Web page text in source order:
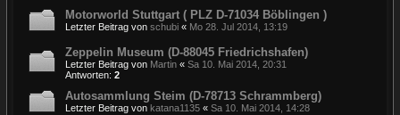
Motorworld Stuttgart ( PLZ D-71034 Böblingen )
Letzter Beitrag von schubi « Mo 28. Jul 2014, 13:19
Zeppelin Museum (D-88045 Friedrichshafen)
Letzter Beitrag von Martin « Sa 10. Mai 2014, 20:31
Antworten: 2
Autosammlung Steim (D-78713 Schrammberg)
Letzter Beitrag von katana1135 « Sa 10. Mai 2014, 14:28